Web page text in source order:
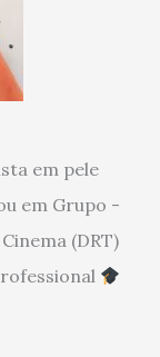
em pele
em Grupo -
(DRT)